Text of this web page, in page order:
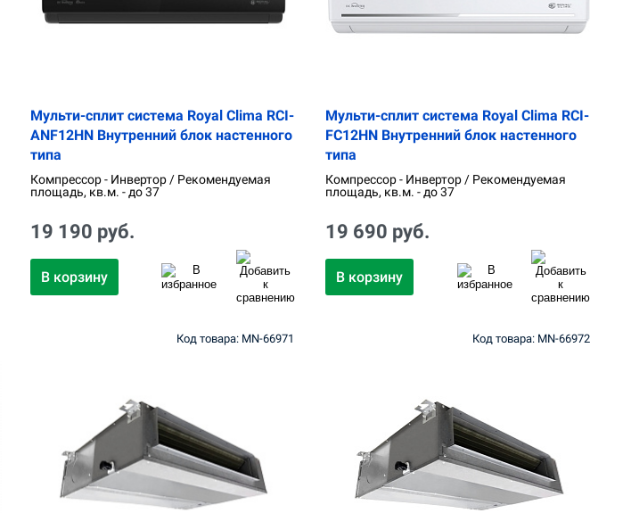
Мульти-сплит система Royal Clima RCI-
ANF12HN Внутренний блок настенного
типа
Компрессор - Инвертор / Рекомендуемая
площадь, кв.м. - до 37
19 190 руб.
В корзину
Мульти-сплит система Royal Clima RCI-
FС12HN Внутренний блок настенного
типа
Компрессор - Инвертор / Рекомендуемая
площадь, кв.м. - до 37
19 690 руб.
В корзину
Код товара: MN-66971 Код товара: MN-66972